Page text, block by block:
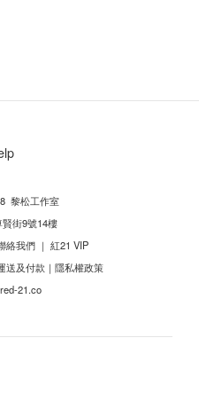
黎松工作室
街9號14樓
絡我們 ｜ 紅21 VIP
送及付款 ｜ 隱私權政策
21.co